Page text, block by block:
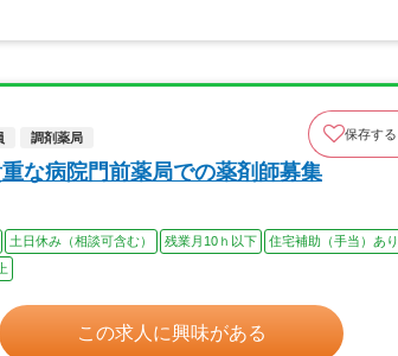
調剤薬局 保存する
な病院門前薬局での薬剤師募集
土日休み（相談可含む） 残業月10ｈ以下
住宅補助（手当）あり
この求人に興味がある